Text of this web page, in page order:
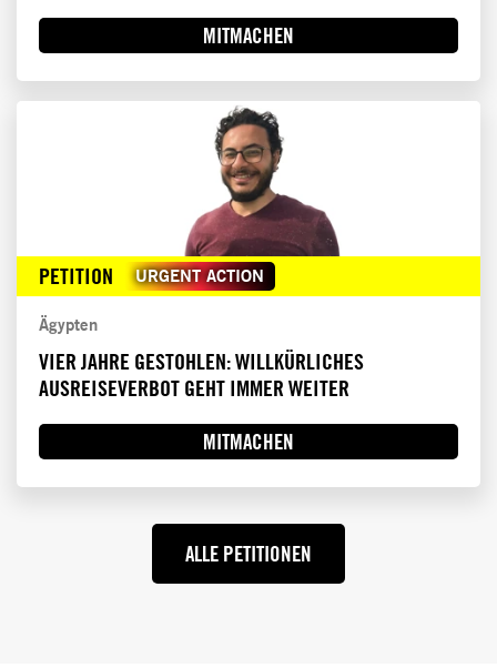
MITMACHEN
PETITION URGENT ACTION
Ägypten
VIER JAHRE GESTOHLEN: WILLKÜRLICHES
AUSREISEVERBOT GEHT IMMER WEITER
MITMACHEN
ALLE PETITIONEN